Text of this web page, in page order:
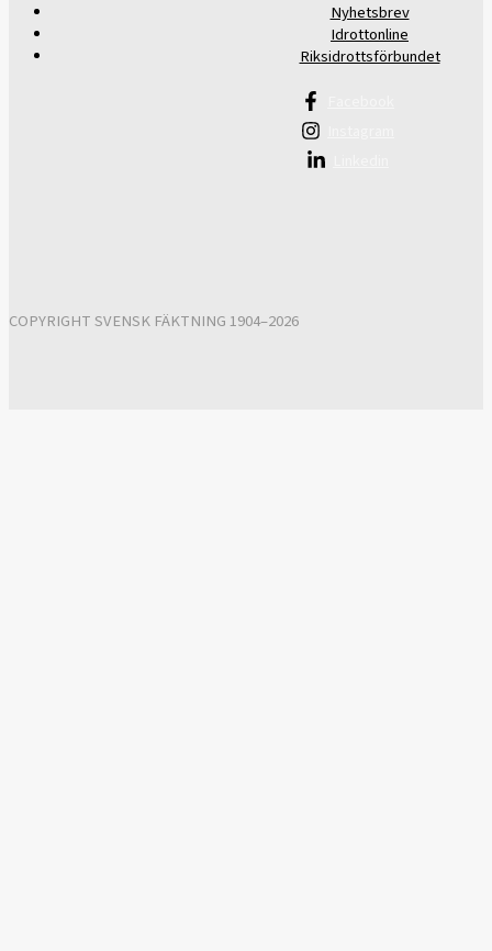
Nyhetsbrev
Idrottonline
Riksidrottsförbundet
COPYRIGHT SVENSK FÄKTNING 1904–2026